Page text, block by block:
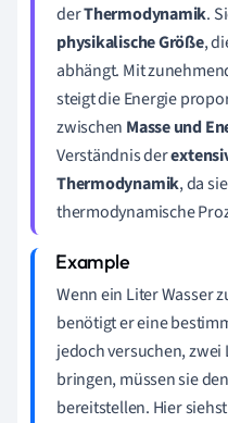
derThermodynamik.
physikalische Größe,
abhängt. Mit
steigt die Energie
zwischen Masse und
Verständnis der
Thermodynamik, da
thermodynamische
Wenn ein Liter Wasser
benötigt er eine
jedoch versuchen, zwei
bringen, müssen sie
bereitstellen. Hier